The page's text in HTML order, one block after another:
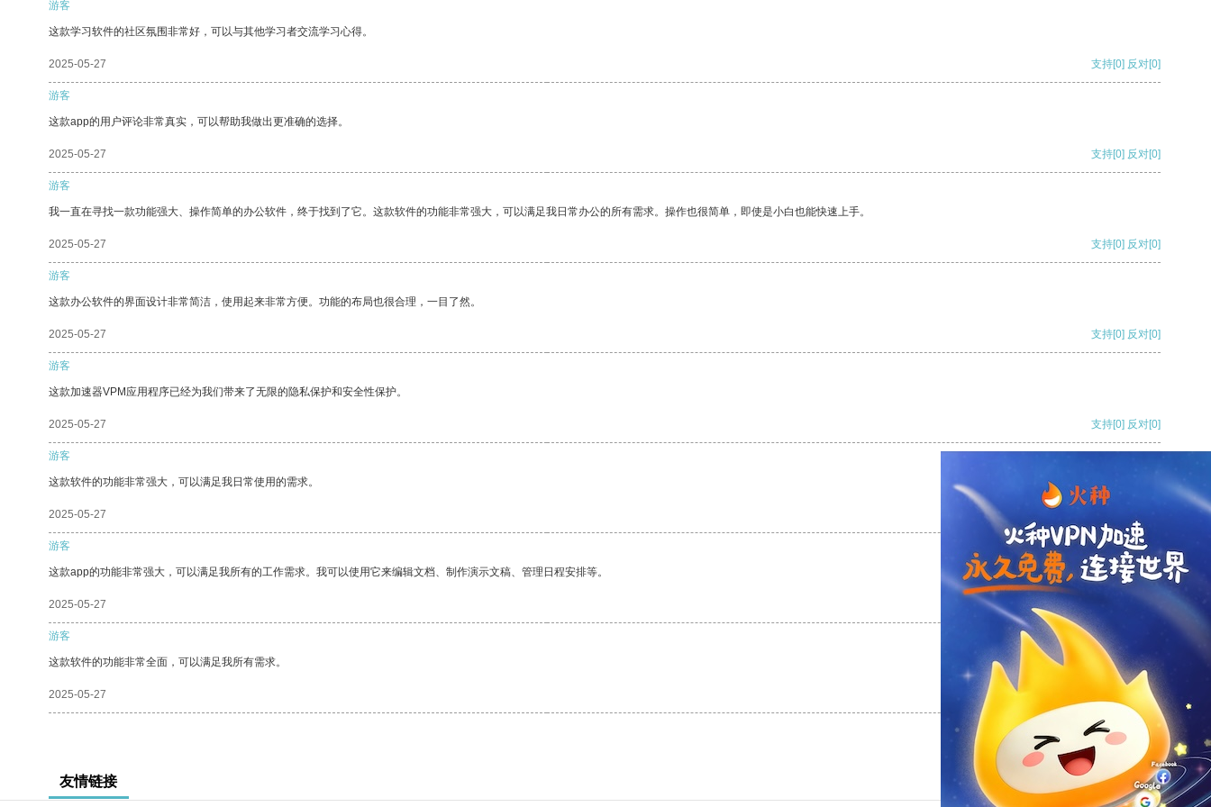
游客
这款学习软件的社区氛围非常好，可以与其他学习者交流学习心得。
2025-05-27 支持[0] 反对[0]
游客
这款app的用户评论非常真实，可以帮助我做出更准确的选择。
2025-05-27 支持[0] 反对[0]
游客
我一直在寻找一款功能强大、操作简单的办公软件，终于找到了它。这款软件的功能非常强大，可以满足我日常办公的所有需求。操作也很简单，即使是小白也能快速上手。
2025-05-27 支持[0] 反对[0]
游客
这款办公软件的界面设计非常简洁，使用起来非常方便。功能的布局也很合理，一目了然。
2025-05-27 支持[0] 反对[0]
游客
这款加速器VPM应用程序已经为我们带来了无限的隐私保护和安全性保护。
2025-05-27 支持[0] 反对[0]
游客
这款软件的功能非常强大，可以满足我日常使用的需求。
2025-05-27
游客
这款app的功能非常强大，可以满足我所有的工作需求。我可以使用它来编辑文档、制作演示文稿、管理日程安排等。
2025-05-27 反对
游客
这款软件的功能非常全面，可以满足我所有需求。
2025-05-27 反对[0]
友情链接